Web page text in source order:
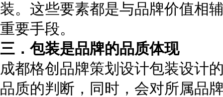
装。这些要素都是与品牌价值相
重要手段。
三．包装是品牌的品质体现
成都格创品牌策划设计包装设计
品质的判断，同时，会对所属品